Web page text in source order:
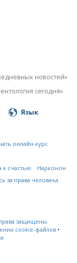
новостей»
сегодня»
Язык
онлайн-курс
к счастью
Нарконон
за права человека
защищены.
cookie-файлов •